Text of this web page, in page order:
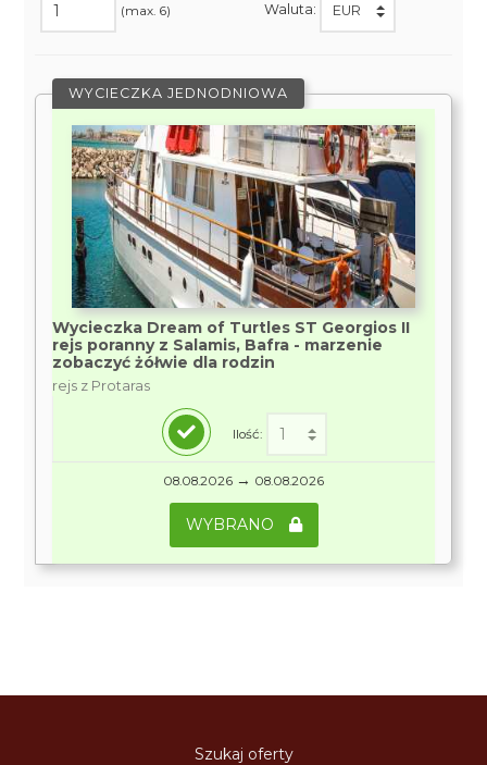
(max. 6) Waluta:
WYCIECZKA JEDNODNIOWA
Wycieczka Dream of Turtles ST Georgios II
rejs poranny z Salamis, Bafra - marzenie
zobaczyć żółwie dla rodzin
rejs z Protaras
Ilość:
08.08.2026 → 08.08.2026
WYBRANO
Szukaj oferty